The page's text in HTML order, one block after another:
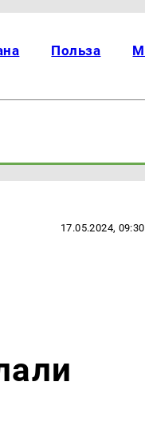
Польза
17.05.2024, 09:30